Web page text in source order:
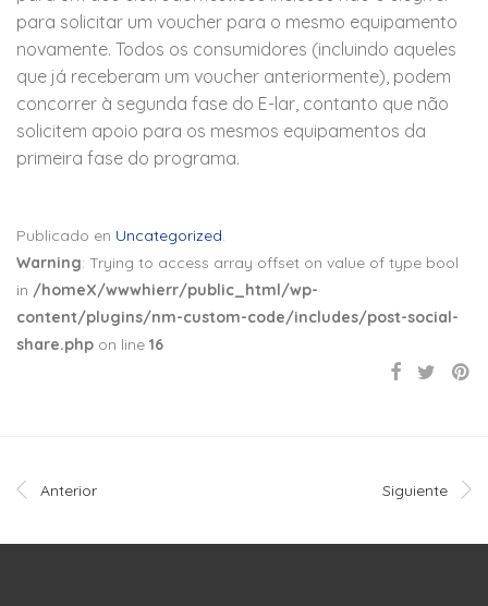
para solicitar um voucher para o mesmo equipamento
novamente. Todos os consumidores (incluindo aqueles
que já receberam um voucher anteriormente), podem
concorrer à segunda fase do E-lar, contanto que não
solicitem apoio para os mesmos equipamentos da
primeira fase do programa.
Publicado en Uncategorized.
Warning: Trying to access array offset on value of type bool
in /homeX/wwwhierr/public_html/wp-
content/plugins/nm-custom-code/includes/post-social-
share.php on line 16
Anterior Siguiente